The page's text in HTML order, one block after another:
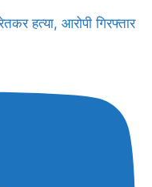
हत्या, आरोपी गिरफ्तार